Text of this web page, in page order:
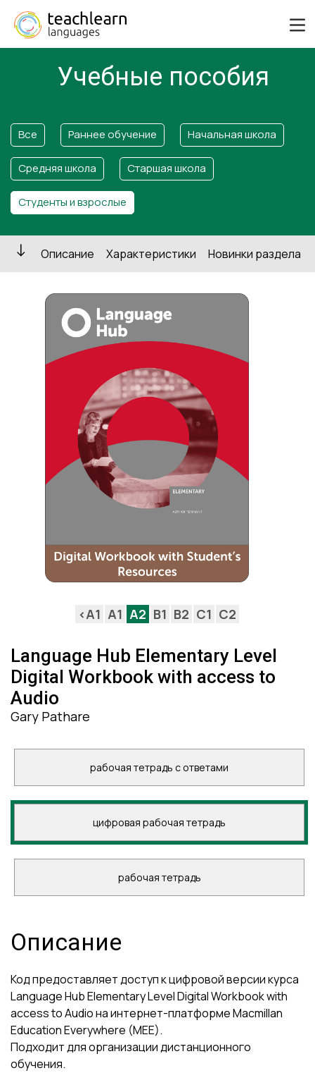
Учебные пособия
Все Раннее обучение Начальная школа
Средняя школа Старшая школа
Студенты и взрослые
Описание Характеристики Новинки раздела
<A1 A1 A2 B1 B2 C1 C2
Language Hub Elementary Level
Digital Workbook with access to
Audio
Gary Pathare
рабочая тетрадь с ответами
цифровая рабочая тетрадь
рабочая тетрадь
Описание
Код предоставляет доступ к цифровой версии курса
Language Hub Elementary Level Digital Workbook with
access to Audio на интернет-платформе Macmillan
Education Everywhere (MEE).
Подходит для организации дистанционного
обучения.